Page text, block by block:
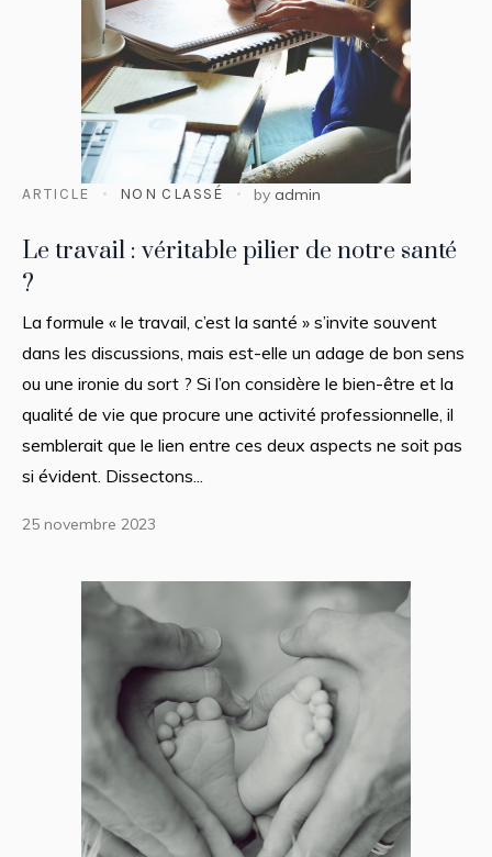
ARTICLE NON CLASSÉ by admin
Le travail : véritable pilier de notre santé
?
La formule « le travail, c’est la santé » s’invite souvent
dans les discussions, mais est-elle un adage de bon sens
ou une ironie du sort ? Si l’on considère le bien-être et la
qualité de vie que procure une activité professionnelle, il
semblerait que le lien entre ces deux aspects ne soit pas
si évident. Dissectons...
25 novembre 2023